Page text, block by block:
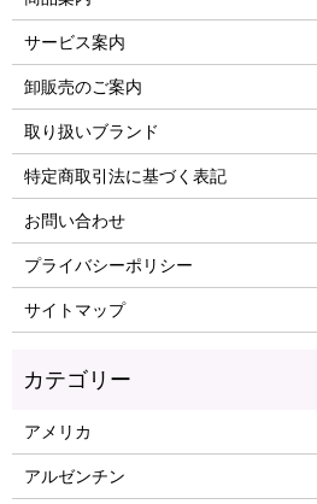
サービス案内
卸販売のご案内
取り扱いブランド
特定商取引法に基づく表記
お問い合わせ
プライバシーポリシー
サイトマップ
アメリカ
アルゼンチン